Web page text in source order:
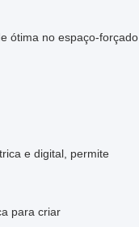
ótima no espaço-forçado
e digital, permite
para criar